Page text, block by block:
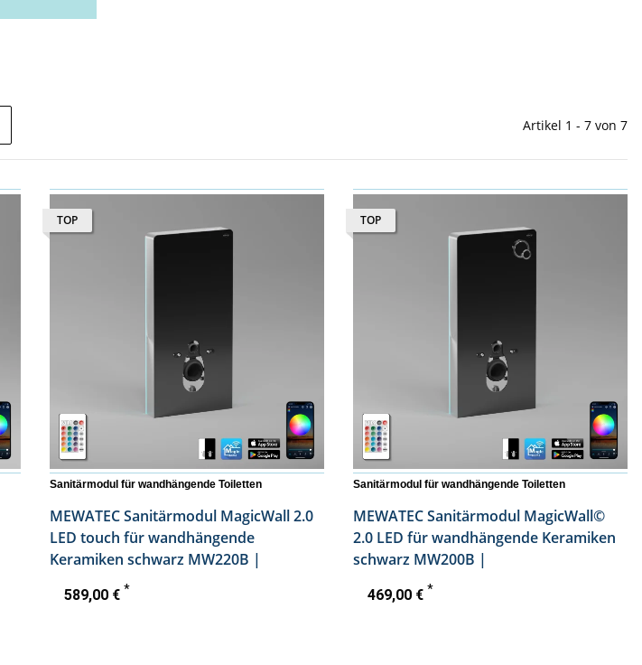
Artikel 1 - 7 von 7
TOP
Sanitärmodul für wandhängende Toiletten
MEWATEC Sanitärmodul MagicWall 2.0
LED touch für wandhängende
Keramiken schwarz MW220B |
589,00 € *
TOP
Sanitärmodul für wandhängende Toiletten
MEWATEC Sanitärmodul MagicWall©
2.0 LED für wandhängende Keramiken
schwarz MW200B |
469,00 € *